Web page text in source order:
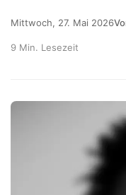
Mittwoch, 27. Mai 2026
9 Min. Lesezeit